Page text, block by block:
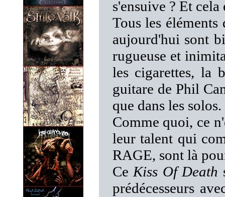
s'ensuive ? Et
Tous les
aujourd'hui sont
rugueuse et
les cigarettes, la
guitare de Phil
que dans les solos.
Comme quoi, ce
leur talent qui
RAGE, sont là
Ce Kiss Of Death
prédécesseurs